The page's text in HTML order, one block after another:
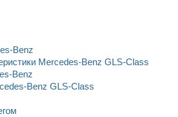
Benz
Mercedes-Benz GLS-Class
Benz
Benz GLS-Class